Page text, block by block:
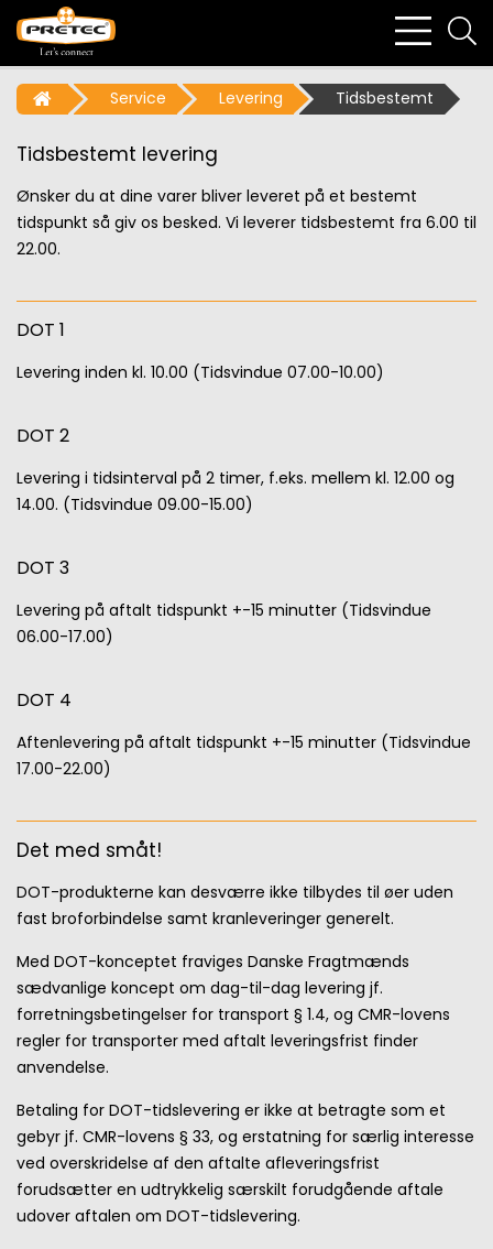
bars
Service
Levering Tidsbestemt
Tidsbestemt levering
Ønsker du at dine varer bliver leveret på et bestemt
tidspunkt så giv os besked. Vi leverer tidsbestemt fra 6.00 til
22.00.
DOT 1
Levering inden kl. 10.00 (Tidsvindue 07.00-10.00)
DOT 2
Levering i tidsinterval på 2 timer, f.eks. mellem kl. 12.00 og
14.00. (Tidsvindue 09.00-15.00)
DOT 3
Levering på aftalt tidspunkt +-15 minutter (Tidsvindue
06.00-17.00)
DOT 4
Aftenlevering på aftalt tidspunkt +-15 minutter (Tidsvindue
17.00-22.00)
Det med småt!
DOT-produkterne kan desværre ikke tilbydes til øer uden
fast broforbindelse samt kranleveringer generelt.
Med DOT-konceptet fraviges Danske Fragtmænds
sædvanlige koncept om dag-til-dag levering jf.
forretningsbetingelser for transport § 1.4, og CMR-lovens
regler for transporter med aftalt leveringsfrist finder
anvendelse.
Betaling for DOT-tidslevering er ikke at betragte som et
gebyr jf. CMR-lovens § 33, og erstatning for særlig interesse
ved overskridelse af den aftalte afleveringsfrist
forudsætter en udtrykkelig særskilt forudgående aftale
udover aftalen om DOT-tidslevering.